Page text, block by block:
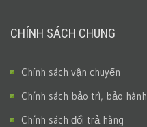
CHÍNH SÁCH CHUNG
Chính sách vận chuyển
Chính sách bảo trì, bảo hành
Chính sách đổi trả hàng